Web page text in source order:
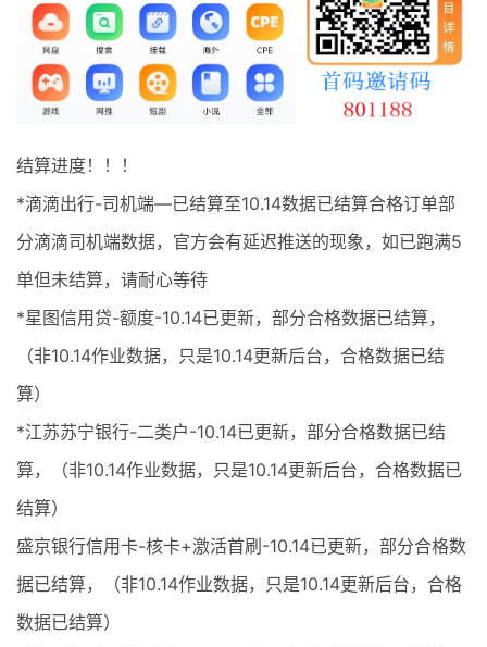
最新通知
项目介绍
结算进度！！！
*滴滴出行-司机端—已结算至10.14数据已结算合格订单部
分滴滴司机端数据，官方会有延迟推送的现象，如已跑满5
单但未结算，请耐心等待
*星图信用贷-额度-10.14已更新，部分合格数据已结算，
（非10.14作业数据，只是10.14更新后台，合格数据已结
算）
*江苏苏宁银行-二类户-10.14已更新，部分合格数据已结
算，（非10.14作业数据，只是10.14更新后台，合格数据已
结算）
盛京银行信用卡-核卡+激活首刷-10.14已更新，部分合格数
据已结算，（非10.14作业数据，只是10.14更新后台，合格
数据已结算）